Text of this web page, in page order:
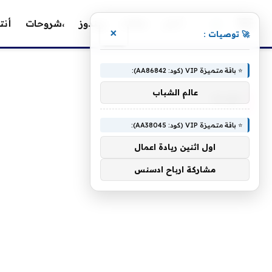
ويندوز ،شروحات
الرئيسية
PLAN
🚀 توصيات : ×
⭐ باقة متميزة VIP (كود: AA86842):
عالم الشباب
⭐ باقة متميزة VIP (كود: AA38045):
اول اثنين ريادة اعمال
مشاركة ارباح ادسنس